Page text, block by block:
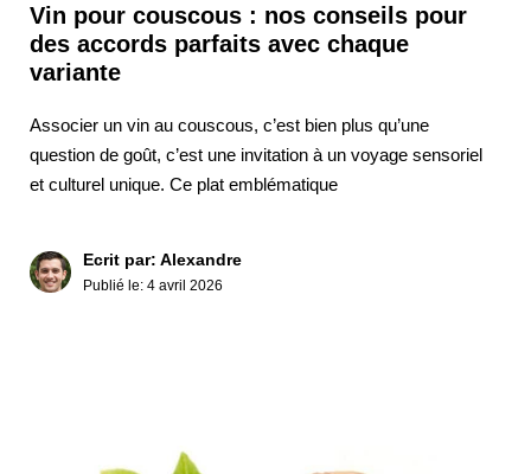
Vin pour couscous : nos conseils pour
des accords parfaits avec chaque
variante
Associer un vin au couscous, c’est bien plus qu’une
question de goût, c’est une invitation à un voyage sensoriel
et culturel unique. Ce plat emblématique
Ecrit par: Alexandre
Publié le: 4 avril 2026